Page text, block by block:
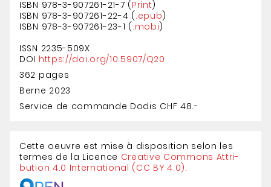
ISBN 978-3-907261-21-7 ( Print)
ISBN 978-3-907261-22-4 ( .epub)
ISBN 978-3-907261-23-1 ( .mobi)
ISSN 2235-509X
DOI https://doi.org/10.5907/Q20
362 pages
Berne 2023
Service de commande Dodis CHF 48.-
Cette oeuvre est mise à dis­position selon les
termes de la Licence Creative Com­mons Attri­
bution 4.0 Inter­national (CC BY 4.0).